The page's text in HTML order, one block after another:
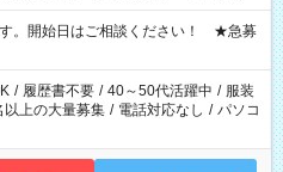
たい」 「もう少し遅い時間から始めた
事をご案内いたします。 ※未経験
は日中での仕事を経験いただき、 お
家庭の都合でお休みが
談ください。
。開始日はご相談ください！ ★急募
/ 履歴書不要 / 40～50代活躍中 / 服装
以上の大量募集 / 電話対応なし / パソコ